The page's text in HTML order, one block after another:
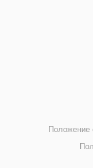
Положение